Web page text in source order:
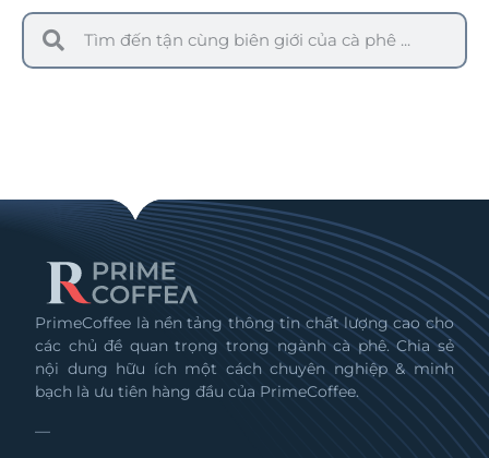
PrimeCoffee là nền tảng thông tin chất lượng cao cho
các chủ đề quan trọng trong ngành cà phê. Chia sẻ
nội dung hữu ích một cách chuyên nghiệp & minh
bạch là ưu tiên hàng đầu của PrimeCoffee.
—